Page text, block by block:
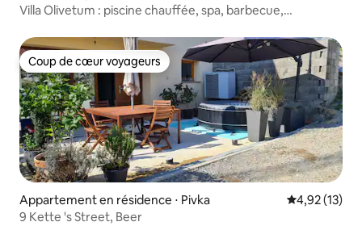
Villa Olivetum : piscine chauffée, spa, barbecue,
Coup de cœur voyageurs
Coup de cœur voyageurs
Appartement en résidence ⋅ Pivka Évaluation
4,92 (13)
9 Kette 's Street, Beer